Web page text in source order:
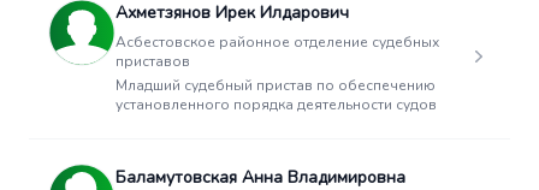
Ахметзянов Ирек Илдарович
Асбестовское районное отделение судебных
приставов
Младший судебный пристав по обеспечению
установленного порядка деятельности судов
Баламутовская Анна Владимировна